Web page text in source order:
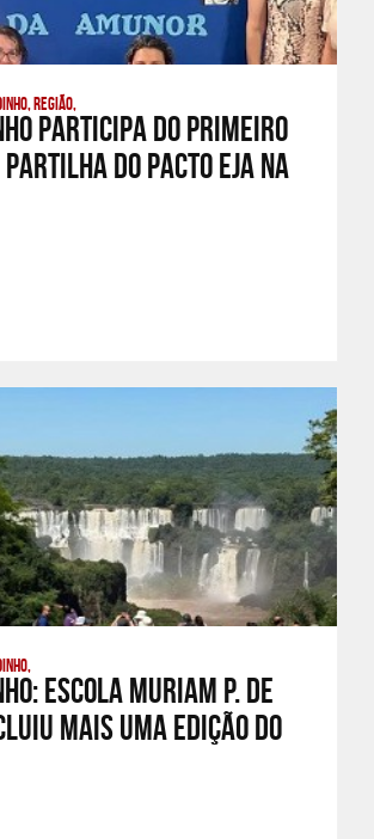
Região,
participa do Primeiro
Partilha do Pacto EJA na
Escola Muriam P. de
mais uma edição do